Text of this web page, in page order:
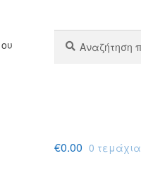
για:
€0.00 0 τεμάχια